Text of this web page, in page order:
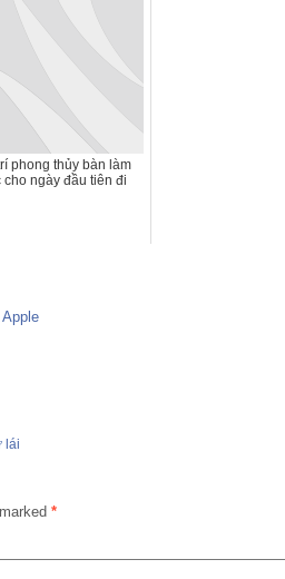
phong thủy bàn làm
cho ngày đầu tiên đi
lái
*